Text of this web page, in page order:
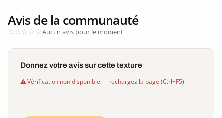
Avis de la communauté
Aucun avis pour le moment
Donnez votre avis sur cette texture
Vérification non disponible — rechargez la page (Ctrl+F5)